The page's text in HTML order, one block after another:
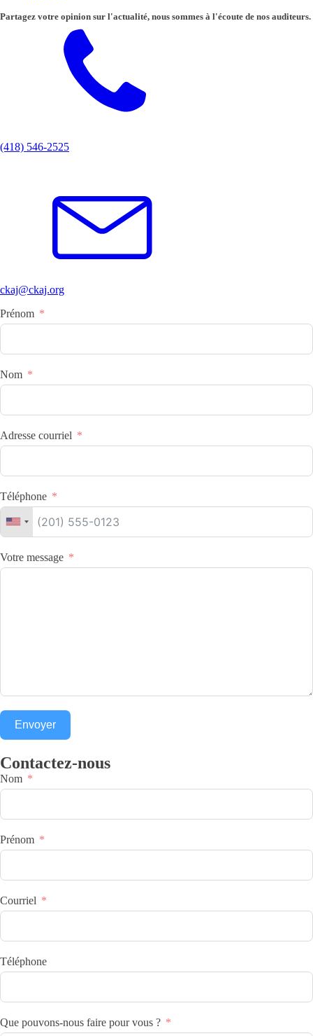
Partagez votre opinion sur l'actualité, nous sommes à l'écoute de nos auditeurs.
(418) 546-2525
ckaj@ckaj.org
Prénom
Nom
Adresse courriel
Téléphone
Votre message
Envoyer
Contactez-nous
Nom
Prénom
Courriel
Téléphone
Que pouvons-nous faire pour vous ?